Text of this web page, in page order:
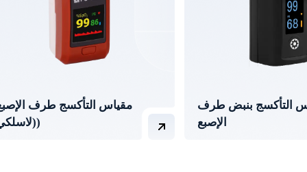
مقياس التأكسج طرف
(لاسلكي)
التأكسج بنبض طرف
الإصبع